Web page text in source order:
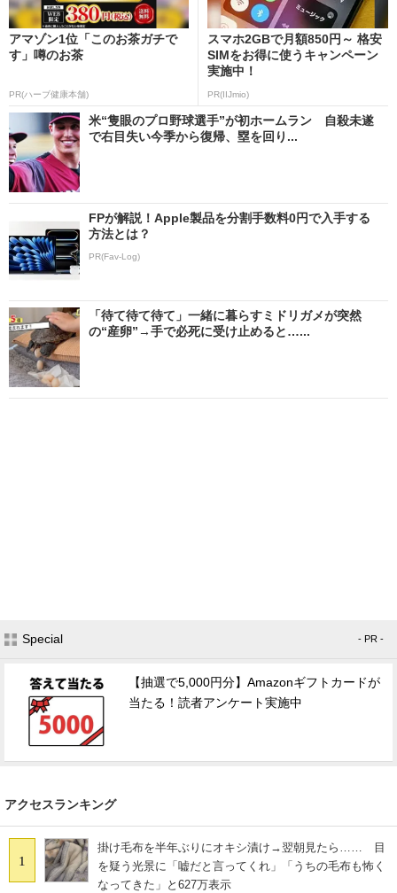
アマゾン1位「このお茶ガチで
す」噂のお茶
PR(ハーブ健康本舗)
スマホ2GBで月額850円～ 格安
SIMをお得に使うキャンペーン
実施中！
PR(IIJmio)
米“隻眼のプロ野球選手”が初ホームラン 自殺未遂
で右目失い今季から復帰、塁を回り...
FPが解説！Apple製品を分割手数料0円で入手する
方法とは？
PR(Fav-Log)
「待て待て待て」一緒に暮らすミドリガメが突然
の“産卵”→手で必死に受け止めると…...
Special - PR -
【抽選で5,000円分】Amazonギフトカードが
当たる！読者アンケート実施中
アクセスランキング
1
掛け毛布を半年ぶりにオキシ漬け→翌朝見たら…… 目
を疑う光景に「嘘だと言ってくれ」「うちの毛布も怖く
なってきた」と627万表示